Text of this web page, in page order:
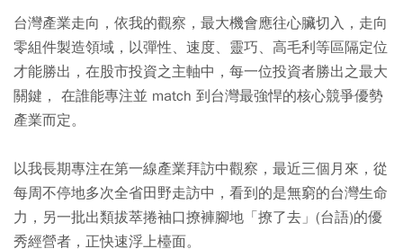
台灣產業走向，依我的觀察，最大機會應往心臟切入，走向
零組件製造領域，以彈性、速度、靈巧、高毛利等區隔定位
才能勝出，在股市投資之主軸中，每一位投資者勝出之最大
關鍵， 在誰能專注並 match 到台灣最強悍的核心競爭優勢
產業而定。
以我長期專注在第一線產業拜訪中觀察，最近三個月來，從
每周不停地多次全省田野走訪中，看到的是無窮的台灣生命
力，另一批出類拔萃捲袖口撩褲腳地「撩了去」(台語)的優
秀經營者，正快速浮上檯面。